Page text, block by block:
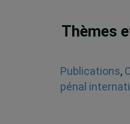
Thèmes
Publications,
pénal